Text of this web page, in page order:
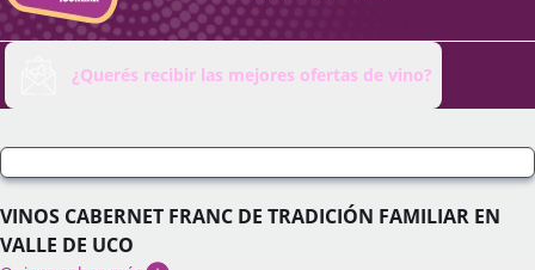
¿Querés recibir las mejores ofertas de vino?
VINOS CABERNET FRANC DE TRADICIÓN FAMILIAR EN
VALLE DE UCO